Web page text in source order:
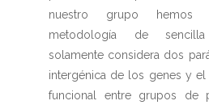
nuestro grupo hemos
metodología de
solamente considera dos
intergénica de los genes y
funcional entre grupos de